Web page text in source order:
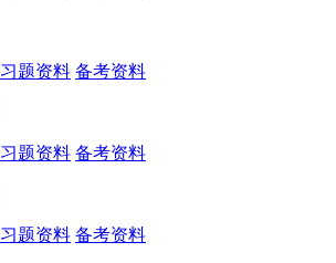
习题资料 备考资料
习题资料 备考资料
习题资料 备考资料